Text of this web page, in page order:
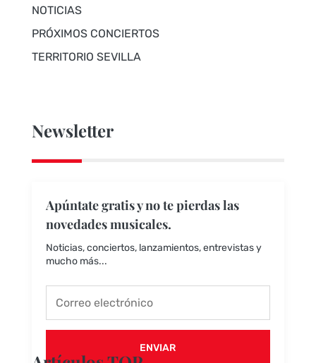
NOTICIAS
PRÓXIMOS CONCIERTOS
TERRITORIO SEVILLA
Newsletter
Apúntate gratis y no te pierdas las
novedades musicales.
Noticias, conciertos, lanzamientos, entrevistas y
mucho más...
ENVIAR